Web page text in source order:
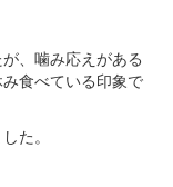
、噛み応えがある
食べている印象で
た。